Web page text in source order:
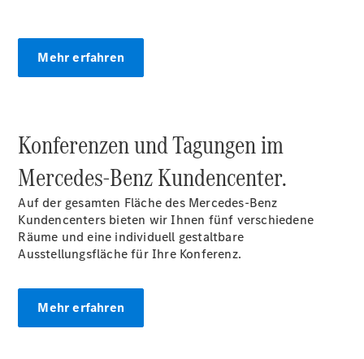
Limousine
C-Klasse
Limousine -
S-Klasse
S-Klasse
Lang
Mercedes-
Maybach S-
Klasse
SUVs
Mehr erfahren
Konferenzen und Tagungen im
Mercedes‑Benz Kundencenter.
Auf der gesamten Fläche des Mercedes-Benz
Kundencenters bieten wir Ihnen fünf verschiedene
Räume und eine individuell gestaltbare
Ausstellungsfläche für Ihre Konferenz.
Mehr erfahren